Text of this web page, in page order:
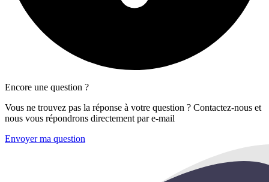
Encore une question ?
Vous ne trouvez pas la réponse à votre question ? Contactez-nous et
nous vous répondrons directement par e-mail
Envoyer ma question